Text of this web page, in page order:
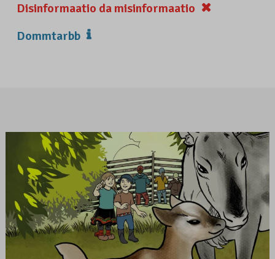
Disinformaatio da misinformaatio
Dommtarbb